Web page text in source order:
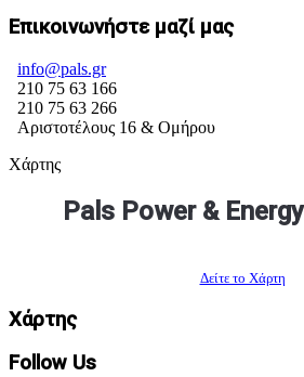
Επικοινωνήστε μαζί μας
info@pals.gr
210 75 63 166
210 75 63 266
Αριστοτέλους 16 & Ομήρου
Χάρτης
Pals Power &
Δείτε το Χάρτη
Χάρτης
Follow Us